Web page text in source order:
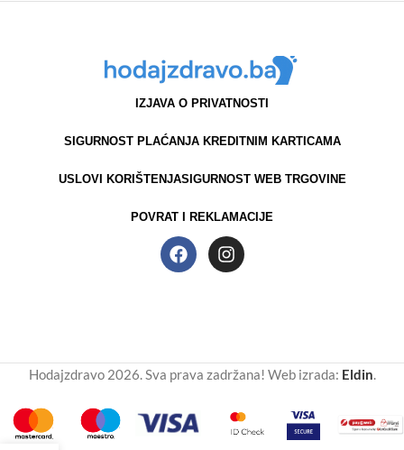
IZJAVA O PRIVATNOSTI
SIGURNOST PLAĆANJA KREDITNIM KARTICAMA
USLOVI KORIŠTENJASIGURNOST WEB TRGOVINE
POVRAT I REKLAMACIJE
Hodajzdravo 2026. Sva prava zadržana! Web izrada: Eldin